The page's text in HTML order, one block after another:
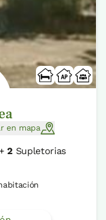
en mapa
2 Supletorias